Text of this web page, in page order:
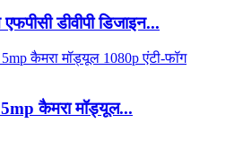
डीवीपी डिजाइन...
कैमरा मॉड्यूल...